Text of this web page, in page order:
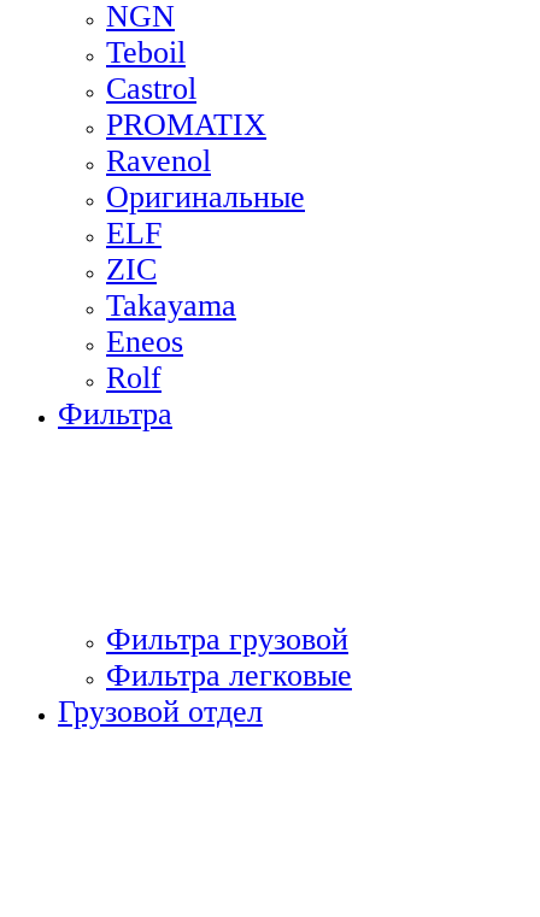
NGN
Teboil
Castrol
PROMATIX
Ravenol
Оригинальные
ELF
ZIC
Takayama
Eneos
Rolf
Фильтра
Фильтра грузовой
Фильтра легковые
Грузовой отдел